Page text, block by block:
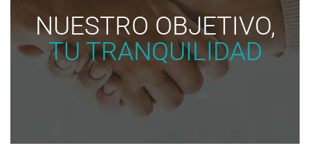
NUESTRO OBJETIVO,
TU TRANQUILIDAD